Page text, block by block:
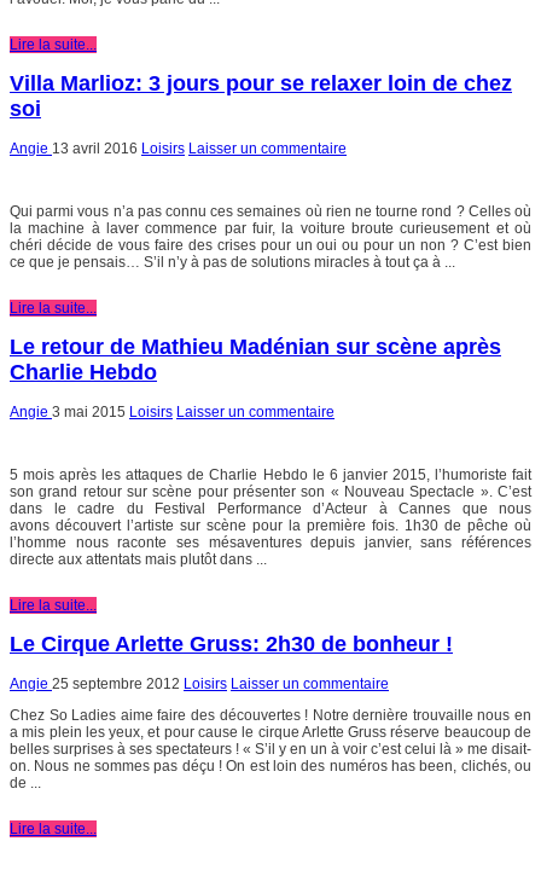
Lire la suite...
Villa Marlioz: 3 jours pour se relaxer loin de chez
soi
Angie 13 avril 2016 Loisirs Laisser un commentaire
Qui parmi vous n’a pas connu ces semaines où rien ne tourne rond ? Celles où
la machine à laver commence par fuir, la voiture broute curieusement et où
chéri décide de vous faire des crises pour un oui ou pour un non ? C’est bien
ce que je pensais… S’il n’y à pas de solutions miracles à tout ça à ...
Lire la suite...
Le retour de Mathieu Madénian sur scène après
Charlie Hebdo
Angie 3 mai 2015 Loisirs Laisser un commentaire
5 mois après les attaques de Charlie Hebdo le 6 janvier 2015, l’humoriste fait
son grand retour sur scène pour présenter son « Nouveau Spectacle ». C’est
dans le cadre du Festival Performance d’Acteur à Cannes que nous
avons découvert l’artiste sur scène pour la première fois. 1h30 de pêche où
l’homme nous raconte ses mésaventures depuis janvier, sans références
directe aux attentats mais plutôt dans ...
Lire la suite...
Le Cirque Arlette Gruss: 2h30 de bonheur !
Angie 25 septembre 2012 Loisirs Laisser un commentaire
Chez So Ladies aime faire des découvertes ! Notre dernière trouvaille nous en
a mis plein les yeux, et pour cause le cirque Arlette Gruss réserve beaucoup de
belles surprises à ses spectateurs ! « S’il y en un à voir c’est celui là » me disait-
on. Nous ne sommes pas déçu ! On est loin des numéros has been, clichés, ou
de ...
Lire la suite...